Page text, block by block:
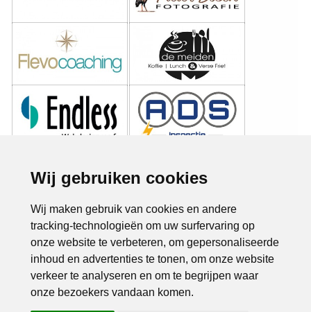
Wij gebruiken cookies
Wij maken gebruik van cookies en andere
tracking-technologieën om uw surfervaring op
onze website te verbeteren, om gepersonaliseerde
inhoud en advertenties te tonen, om onze website
verkeer te analyseren en om te begrijpen waar
onze bezoekers vandaan komen.